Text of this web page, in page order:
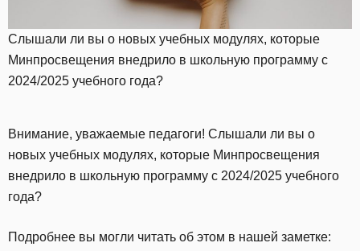
Слышали ли вы о новых учебных модулях, которые
Минпросвещения внедрило в школьную программу с
2024/2025 учебного года?
Внимание, уважаемые педагоги! Слышали ли вы о
новых учебных модулях, которые Минпросвещения
внедрило в школьную программу с 2024/2025 учебного
года?
Подробнее вы могли читать об этом в нашей заметке: